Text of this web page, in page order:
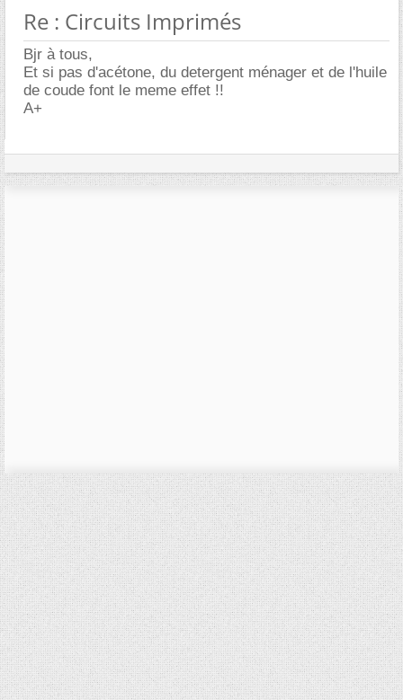
Re : Circuits Imprimés
Bjr à tous,
Et si pas d'acétone, du detergent ménager et de l'huile
de coude font le meme effet !!
A+